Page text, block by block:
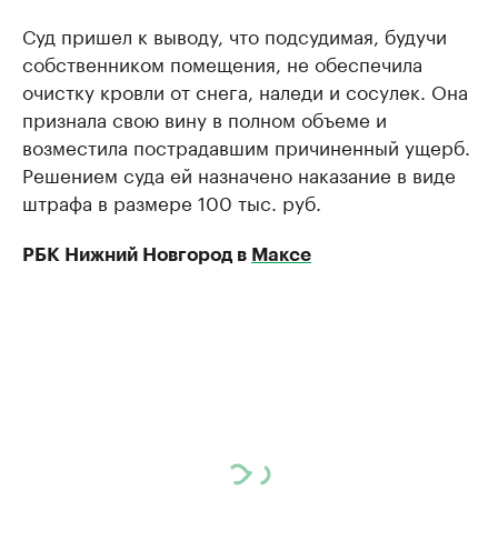
Суд пришел к выводу, что подсудимая, будучи
собственником помещения, не обеспечила
очистку кровли от снега, наледи и сосулек. Она
признала свою вину в полном объеме и
возместила пострадавшим причиненный ущерб.
Решением суда ей назначено наказание в виде
штрафа в размере 100 тыс. руб.
РБК Нижний Новгород в Максе